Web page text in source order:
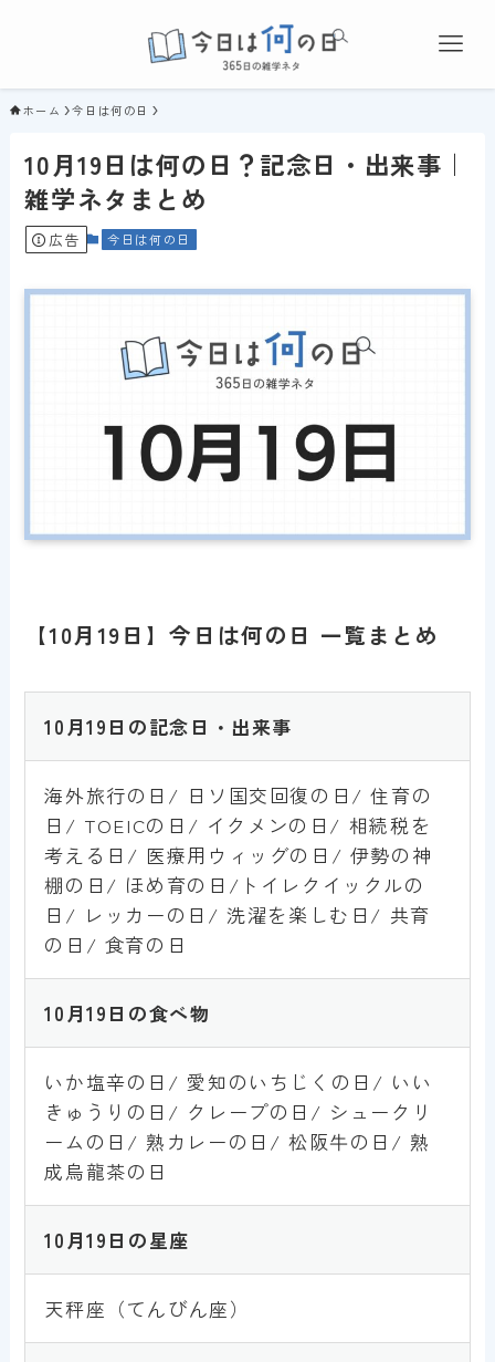
ホーム 今日は何の日
10月19日は何の日？記念日・出来事｜
雑学ネタまとめ
広告 今日は何の日
【10月19日】今日は何の日 一覧まとめ
10 月19日の記念日・出来事
海外旅行の日/ 日ソ国交回復の日/ 住育の
日/ TOEICの日/ イクメンの日/ 相続税を
考える日/ 医療用ウィッグの日/ 伊勢の神
棚の日/ ほめ育の日/トイレクイックルの
日/ レッカーの日/ 洗濯を楽しむ日/ 共育
の日/ 食育の日
10 月19 日 の食べ物
いか塩辛の日/ 愛知のいちじくの日/ いい
きゅうりの日/ クレープの日/ シュークリ
ームの日/ 熟カレーの日/ 松阪牛の日/ 熟
成烏龍茶の日
10月19 日 の星座
天秤座（てんびん座）